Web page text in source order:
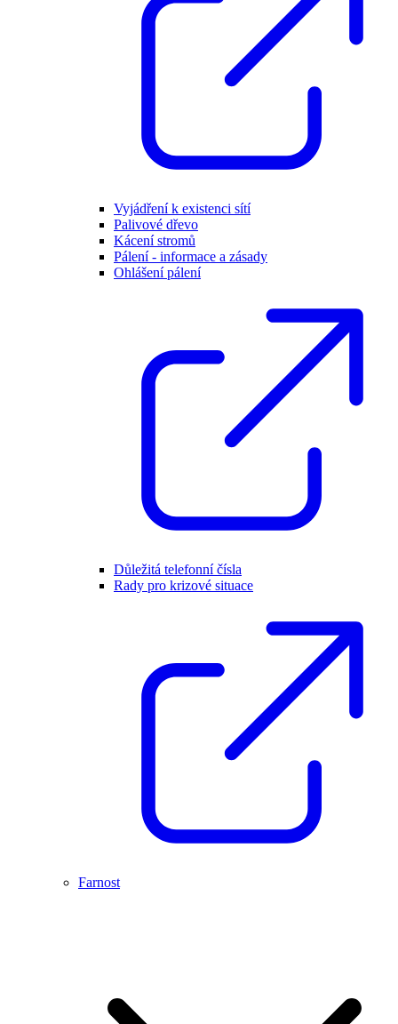
Vyjádření k existenci sítí
Palivové dřevo
Kácení stromů
Pálení - informace a zásady
Ohlášení pálení
Důležitá telefonní čísla
Rady pro krizové situace
Farnost